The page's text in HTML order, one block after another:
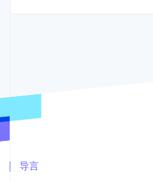
初创企业注册
碳移除
游戏
API 状态
导言